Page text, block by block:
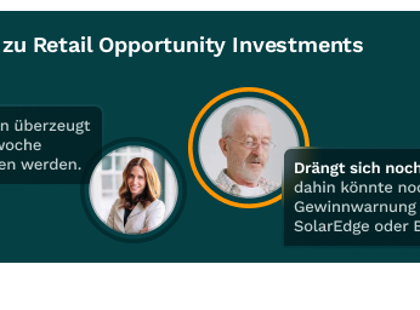
Retail Opportunity Investments